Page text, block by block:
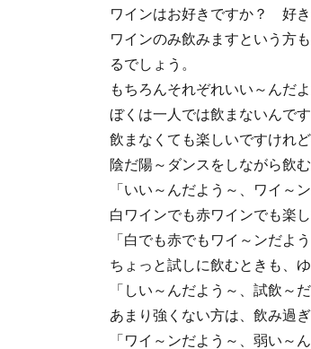
ワインはお好きですか？ 好き
ワインのみ飲みますという方
るでしょう。
もちろんそれぞれいい～んだよ
ぼくは一人では飲まないんで
飲まなくても楽しいですけれど
陰だ陽～ダンスをしながら飲
「いい～んだよう～、ワイ～
白ワインでも赤ワインでも楽し
「白でも赤でもワイ～ンだよう
ちょっと試しに飲むときも、ゆ
「しい～んだよう～、試飲～だ
あまり強くない方は、飲み過ぎ
「ワイ～ンだよう～、弱い～